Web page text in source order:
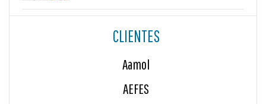
CLIENTES
Aamol
AEFES